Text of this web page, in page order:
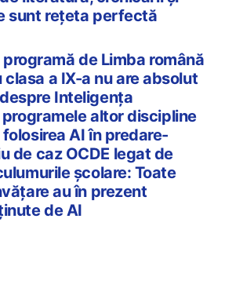
sunt rețeta perfectă
de Limba română
a IX-a nu are absolut
Inteligența
altor discipline
AI în predare-
de caz OCDE legat de
școlare: Toate
au în prezent
de AI